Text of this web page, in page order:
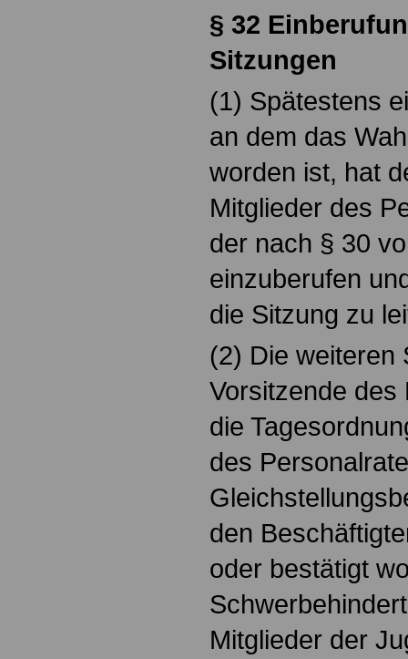
§ 32
Sitzungen
(1) Spätestens
an dem das
worden ist, hat
Mitglieder des
der nach § 30
einzuberufen
die Sitzung zu
(2) Die weiteren
Vorsitzende
die
des
den
oder bestätigt
Mitglieder der